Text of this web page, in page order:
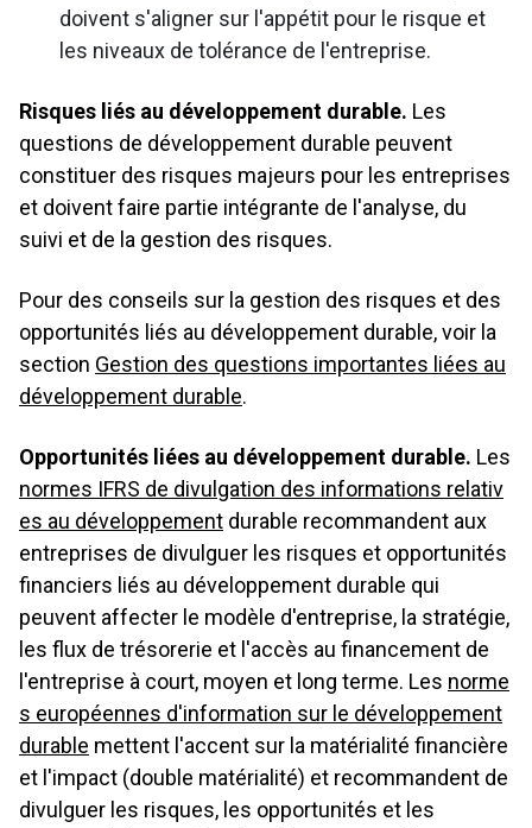
STRATÉGIE
2 Stratégie
2.1 Aperçu de la stratégie
2.2 Modèle d'entreprise
2.3 Environnement commercial externe
2.5 Objectifs stratégiques, indicateurs clés de performance
et cibles
2.6 Divulgation d'informations sur le climat - Stratégie
DES OPPORTUNITÉS
Risks, Impacts, and
3 Aperçu De La Gestion Des Risques, Des Impacts
Et Des Opportunités
3.1 Gestion des questions matérielles de durabilité
3.2 Risques et opportunités en matière de développement
durable
3.3 Divulgation sur le climat - Gestion des risques
PERFORMANCES, MESURES ET OBJECTIFS
Performance
4 Performances, Mesures Et Objectifs
4.2 États financiers
4.3 Performance en matière de développement durable
4.5 Performance en matière de développement durable et
analyse extra-financière
4.6 Divulgation d'informations sur le climat - Mesures et
objectifs
doivent s'aligner sur l'appétit pour le risque et
les niveaux de tolérance de l'entreprise.
Risques liés au développement durable. Les
questions de développement durable peuvent
constituer des risques majeurs pour les entreprises
et doivent faire partie intégrante de l'analyse, du
suivi et de la gestion des risques.
Pour des conseils sur la gestion des risques et des
opportunités liés au développement durable, voir la
section Gestion des questions importantes liées au
développement durable.
Opportunités liées au développement durable. Les
normes IFRS de divulgation des informations relativ
es au développement durable recommandent aux
entreprises de divulguer les risques et opportunités
financiers liés au développement durable qui
peuvent affecter le modèle d'entreprise, la stratégie,
les flux de trésorerie et l'accès au financement de
l'entreprise à court, moyen et long terme. Les norme
s européennes d'information sur le développement
durable mettent l'accent sur la matérialité financière
et l'impact (double matérialité) et recommandent de
divulguer les risques, les opportunités et les